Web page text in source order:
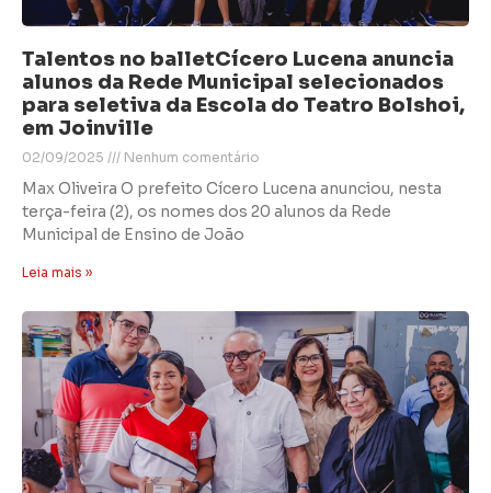
Talentos no balletCícero Lucena anuncia
alunos da Rede Municipal selecionados
para seletiva da Escola do Teatro Bolshoi,
em Joinville
02/09/2025 Nenhum comentário
Max Oliveira O prefeito Cícero Lucena anunciou, nesta
terça-feira (2), os nomes dos 20 alunos da Rede
Municipal de Ensino de João
Leia mais »